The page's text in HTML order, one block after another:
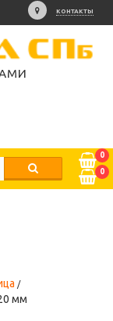
КОНТАКТЫ
0
0
мм